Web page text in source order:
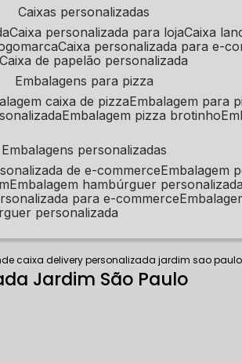
caixas personalizadas
caixa personalizada para loja caixa
caixa personalizada para e-
caixa de papelão personalizada
embalagens para pizza
caixa de pizza embalagem para
embalagem pizza brotinho
embalagens personalizadas
de e-commerce
embalagem
embalagem hambúrguer personalizada
para e-commerce
personalizada
caixa delivery personalizada jardim sao paulo
Jardim São Paulo